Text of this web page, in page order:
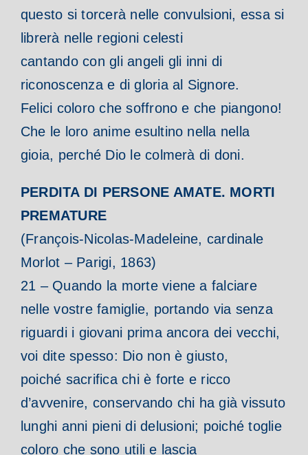
questo si torcerà nelle convulsioni, essa si
librerà nelle regioni celesti
cantando con gli angeli gli inni di
riconoscenza e di gloria al Signore.
Felici coloro che soffrono e che piangono!
Che le loro anime esultino nella nella
gioia, perché Dio le colmerà di doni.
PERDITA DI PERSONE AMATE. MORTI
PREMATURE
(François-Nicolas-Madeleine, cardinale
Morlot – Parigi, 1863)
21 – Quando la morte viene a falciare
nelle vostre famiglie, portando via senza
riguardi i giovani prima ancora dei vecchi,
voi dite spesso: Dio non è giusto,
poiché sacrifica chi è forte e ricco
d’avvenire, conservando chi ha già vissuto
lunghi anni pieni di delusioni; poiché toglie
coloro che sono utili e lascia